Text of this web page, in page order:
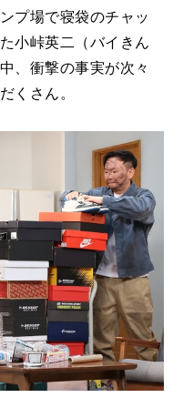
プ場で寝袋のチャッ
小峠英二（バイきん
、衝撃の事実が次々
くさん。